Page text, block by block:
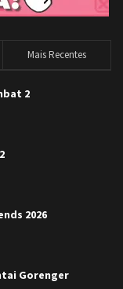
Mais Recentes
2
2026
Gorenger